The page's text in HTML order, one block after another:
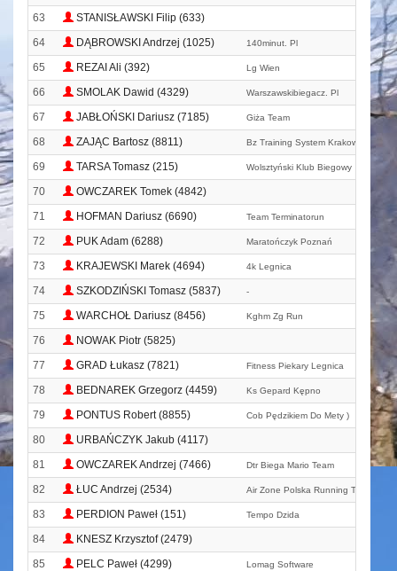
63
STANISŁAWSKI Filip (633)
64
DĄBROWSKI Andrzej (1025) 140minut. Pl
65 REZAI Ali (392) Lg Wien
66 SMOLAK Dawid (4329) Warszawskibiegacz. Pl
67 JABŁOŃSKI Dariusz (7185) Giża Team
68 ZAJĄC Bartosz (8811) Bz Training System Krakowska
69 TARSA Tomasz (215) Wolsztyński Klub Biegowy
70
OWCZAREK Tomek (4842)
71
HOFMAN Dariusz (6690) Team Terminatorun
72 PUK Adam (6288) Maratończyk Poznań
73 KRAJEWSKI Marek (4694) 4k Legnica
74 SZKODZIŃSKI Tomasz (5837) -
75 WARCHOŁ Dariusz (8456) Kghm Zg Run
76
NOWAK Piotr (5825)
77
GRAD Łukasz (7821) Fitness Piekary Legnica
78 BEDNAREK Grzegorz (4459) Ks Gepard Kępno
79 PONTUS Robert (8855) Cob Pędzikiem Do Mety )
80
URBAŃCZYK Jakub (4117)
81
OWCZAREK Andrzej (7466) Dtr Biega Mario Team
82 ŁUC Andrzej (2534) Air Zone Polska Running Team
83 PERDION Paweł (151) Tempo Dzida
84
KNESZ Krzysztof (2479)
85
PELC Paweł (4299) Lomag Software